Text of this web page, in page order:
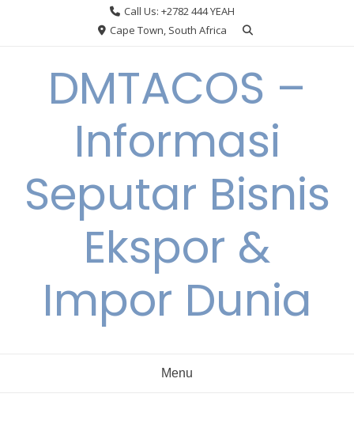
Call Us: +2782 444 YEAH
Cape Town, South Africa
DMTACOS –
Informasi
Seputar Bisnis
Ekspor &
Impor Dunia
Menu